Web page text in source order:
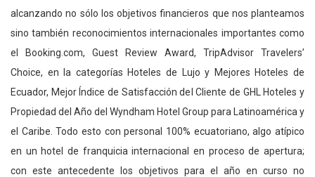
alcanzando no sólo los objetivos financieros que nos planteamos
sino también reconocimientos internacionales importantes como
el Booking.com, Guest Review Award, TripAdvisor Travelers’
Choice, en la categorías Hoteles de Lujo y Mejores Hoteles de
Ecuador, Mejor Índice de Satisfacción del Cliente de GHL Hoteles y
Propiedad del Año del Wyndham Hotel Group para Latinoamérica y
el Caribe. Todo esto con personal 100% ecuatoriano, algo atípico
en un hotel de franquicia internacional en proceso de apertura;
con este antecedente los objetivos para el año en curso no